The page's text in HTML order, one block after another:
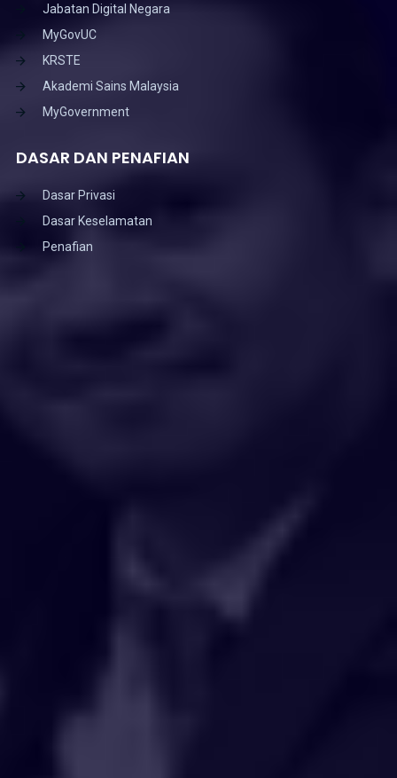
Jabatan Digital Negara
MyGovUC
KRSTE
Akademi Sains Malaysia
MyGovernment
DASAR DAN PENAFIAN
Dasar Privasi
Dasar Keselamatan
Penafian